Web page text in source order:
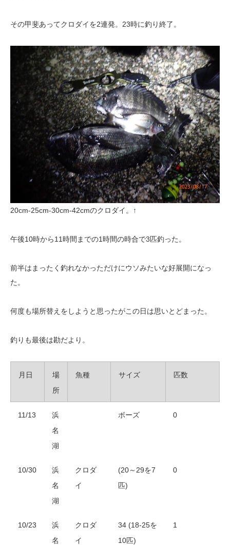
その甲斐あってクロダイを2連発。23時に釣り終了。
20cm-25cm-30cm-42cmのクロダイ。↑
午後10時から11時間までの1時間の時合で3匹釣った。
前半はまったく釣れなかっただけにウソみたいな好展開になっ
た。
何度も場所替えをしようと思ったがこの日は思いとどまった。
釣りも最後は勘だより。
月日
場
所
魚種 サイズ 匹数
11/13
浜
名
湖
ボーズ 0
10/30
浜
名
湖
クロダ
イ
(20～29を7
匹)
0
10/23
浜
名
クロダ
イ
34 (18-25を
10匹)
1